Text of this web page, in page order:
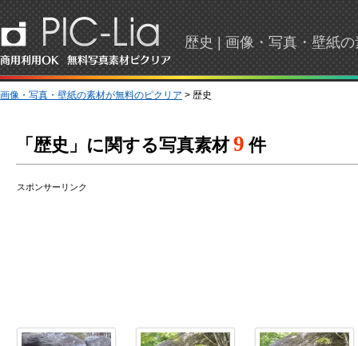
歴史 | 画像・写真・壁紙
画像・写真・壁紙の素材が無料のピクリア > 歴史
「歴史」に関する写真素材 9 件
スポンサーリンク